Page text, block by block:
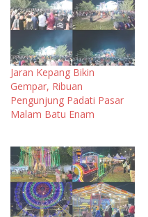
Jaran Kepang Bikin
Gempar, Ribuan
Pengunjung Padati Pasar
Malam Batu Enam